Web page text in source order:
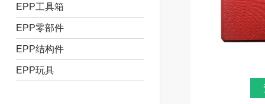
EPP工具箱
EPP零部件
EPP结构件
EPP玩具